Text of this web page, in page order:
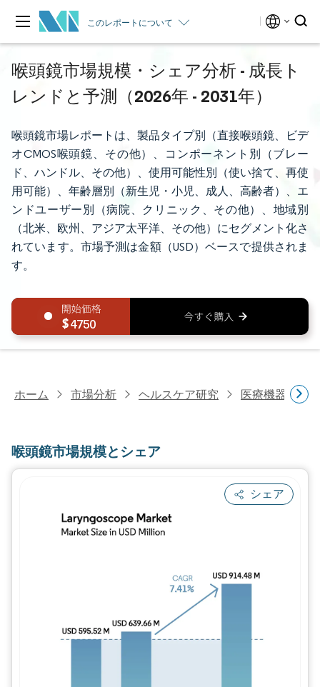
このレポートについて
喉頭鏡市場規模・シェア分析 - 成長ト
レンドと予測（2026年 - 2031年）
喉頭鏡市場レポートは、製品タイプ別（直接喉頭鏡、ビデ
オCMOS喉頭鏡、その他）、コンポーネント別（ブレー
ド、ハンドル、その他）、使用可能性別（使い捨て、再使
用可能）、年齢層別（新生児・小児、成人、高齢者）、エ
ンドユーザー別（病院、クリニック、その他）、地域別
（北米、欧州、アジア太平洋、その他）にセグメント化さ
れています。市場予測は金額（USD）ベースで提供されま
す。
4750
ホーム 市場分析 ヘルスケア研究 医療機器研究
喉頭鏡市場規模とシェア
シェア